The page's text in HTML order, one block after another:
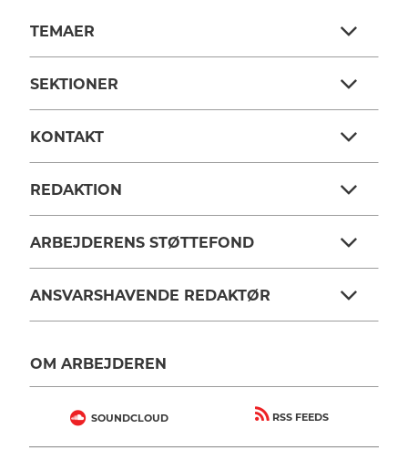
TEMAER
SEKTIONER
KONTAKT
REDAKTION
ARBEJDERENS STØTTEFOND
ANSVARSHAVENDE REDAKTØR
OM ARBEJDEREN
SOUNDCLOUD RSS FEEDS